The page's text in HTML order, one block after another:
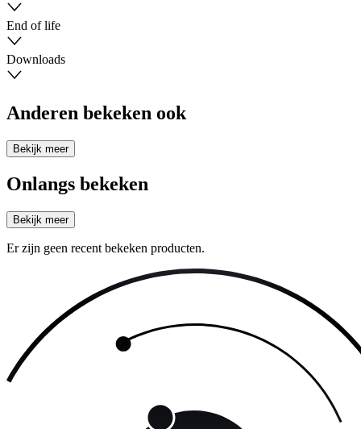
End of life
Downloads
Anderen bekeken ook
Bekijk meer
Onlangs bekeken
Bekijk meer
Er zijn geen recent bekeken producten.